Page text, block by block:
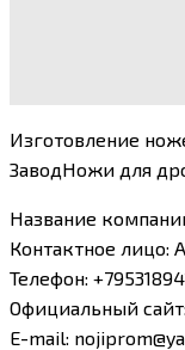
Изготовление
ЗаводНожи для
Название
Контактное лицо:
Телефон:
Официальный сайт:
E-mail: